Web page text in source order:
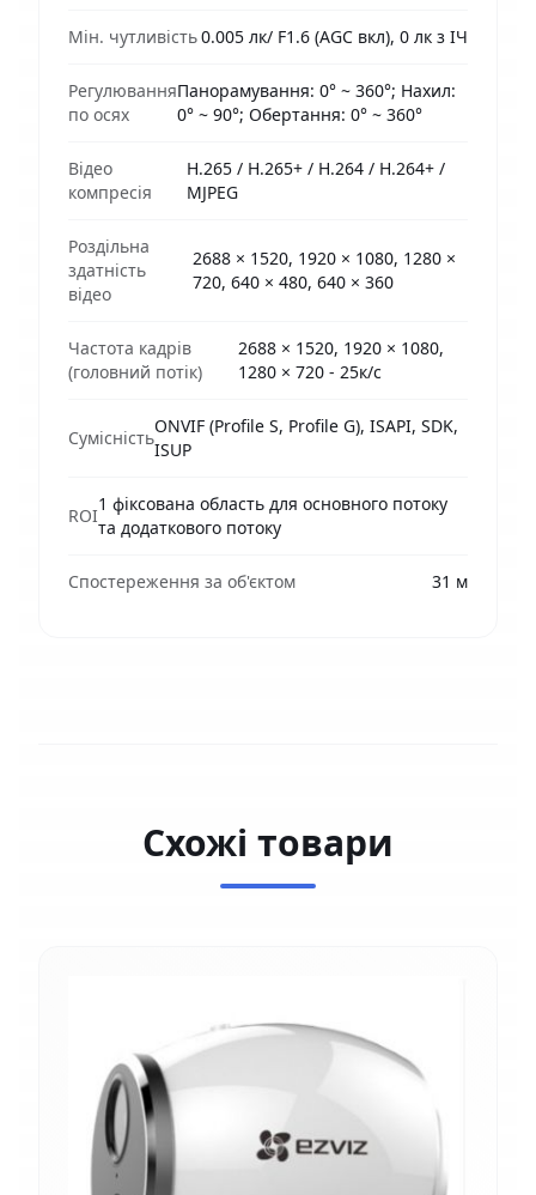
Мін. чутливість0.005 лк/ F1.6 (AGC вкл), 0 лк з ІЧ
Регулювання
по осях
Панорамування: 0° ~ 360°; Нахил:
0° ~ 90°; Обертання: 0° ~ 360°
Відео
компресія
H.265 / H.265+ / H.264 / H.264+ /
MJPEG
Роздільна
здатність
відео
2688 × 1520, 1920 × 1080, 1280 ×
720, 640 × 480, 640 × 360
Частота кадрів
(головний потік)
2688 × 1520, 1920 × 1080,
1280 × 720 - 25к/с
Сумісність
ONVIF (Profile S, Profile G), ISAPI, SDK,
ISUP
ROI
1 фіксована область для основного потоку
та додаткового потоку
Спостереження за об'єктом 31 м
Схожі товари